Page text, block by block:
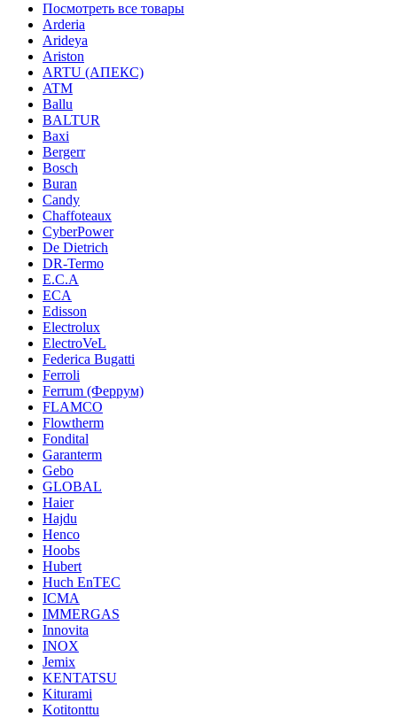
Посмотреть все товары
Arderia
Arideya
Ariston
ARTU (АПЕКС)
ATM
Ballu
BALTUR
Baxi
Bergerr
Bosch
Buran
Candy
Chaffoteaux
CyberPower
De Dietrich
DR-Termo
E.C.A
ECA
Edisson
Electrolux
ElectroVeL
Federica Bugatti
Ferroli
Ferrum (Феррум)
FLAMCO
Flowtherm
Fondital
Garanterm
Gebo
GLOBAL
Haier
Hajdu
Henco
Hoobs
Hubert
Huch EnTEC
ICMA
IMMERGAS
Innovita
INOX
Jemix
KENTATSU
Kiturami
Kotitonttu